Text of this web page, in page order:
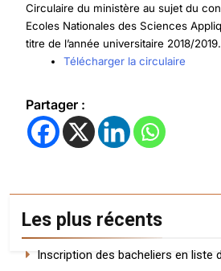
Circulaire du ministère au sujet du
Ecoles Nationales des Sciences
titre de l’année universitaire 2018/2019.
Télécharger la circulaire
Partager :
Les plus récents
Inscription des bacheliers en liste